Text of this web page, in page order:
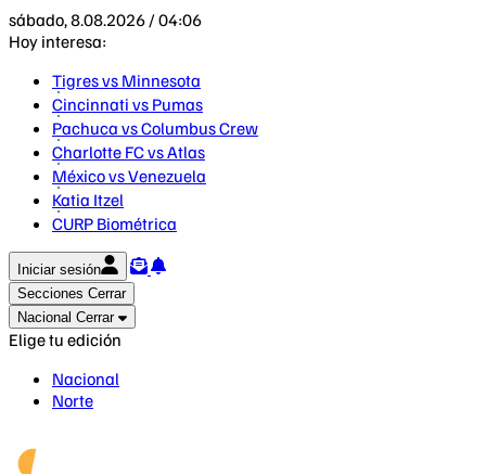
sábado, 8.08.2026 / 04:06
Hoy interesa:
Tigres vs Minnesota
Cincinnati vs Pumas
Pachuca vs Columbus Crew
Charlotte FC vs Atlas
México vs Venezuela
Katia Itzel
CURP Biométrica
Iniciar sesión
Secciones Cerrar
Nacional Cerrar
Elige tu edición
Nacional
Norte